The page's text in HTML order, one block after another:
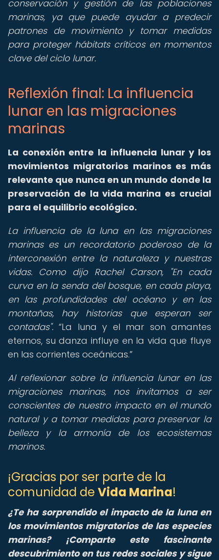
conservación y gestión de las poblaciones
marinas, ya que puede ayudar a predecir
patrones de movimiento y tomar medidas
para proteger hábitats críticos en momentos
clave del ciclo lunar.
Reflexión final: La influencia
lunar en las migraciones
marinas
La conexión entre la influencia lunar y los
movimientos migratorios marinos es más
relevante que nunca en un mundo donde la
preservación de la vida marina es crucial
para el equilibrio ecológico.
La influencia de la luna en las migraciones
marinas es un recordatorio poderoso de la
interconexión entre la naturaleza y nuestras
vidas. Como dijo Rachel Carson, "En cada
curva en la senda del bosque, en cada playa,
en las profundidades del océano y en las
montañas, hay historias que esperan ser
contadas".
La luna y el mar son amantes
eternos, su danza influye en la vida que fluye
en las corrientes oceánicas.
Al reflexionar sobre la influencia lunar en las
migraciones marinas, nos invitamos a ser
conscientes de nuestro impacto en el mundo
natural y a tomar medidas para preservar la
belleza y la armonía de los ecosistemas
marinos.
¡Gracias por ser parte de la
comunidad de Vida Marina!
¿Te ha sorprendido el impacto de la luna en
los movimientos migratorios de las especies
marinas? ¡Comparte este fascinante
descubrimiento en tus redes sociales y sigue